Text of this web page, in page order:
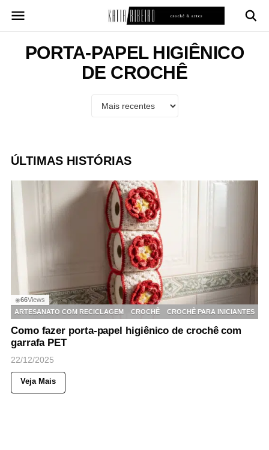
para
conteúdoPORTA-PAPEL HIGIÊNICO
DE CROCHÊ
ÚLTIMAS HISTÓRIAS
◉66Views
ARTESANATO COM RECICLAGEM
CROCHÊ CROCHÊ PARA INICIANTES
Como fazer porta-papel higiênico de crochê com
garrafa PET
22/12/2025
Veja Mais